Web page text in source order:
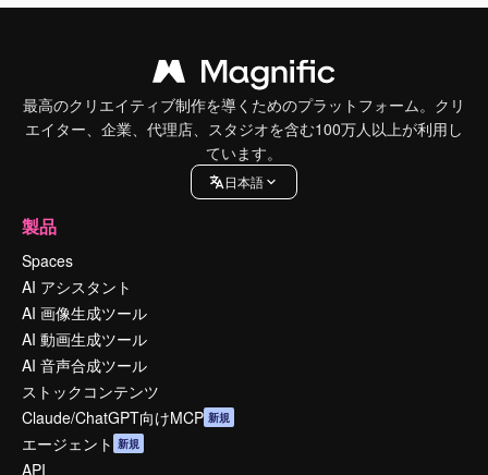
最高のクリエイティブ制作を導くためのプラットフォーム。クリ
エイター、企業、代理店、スタジオを含む100万人以上が利用し
ています。
日本語
製品
Spaces
AI アシスタント
AI 画像生成ツール
AI 動画生成ツール
AI 音声合成ツール
ストックコンテンツ
Claude/ChatGPT向けMCP 新規
エージェント 新規
API